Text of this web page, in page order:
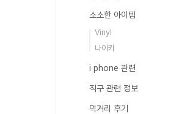
소소한 아이템
Vinyl
나이키
i phone 관련
직구 관련 정보
먹거리 후기